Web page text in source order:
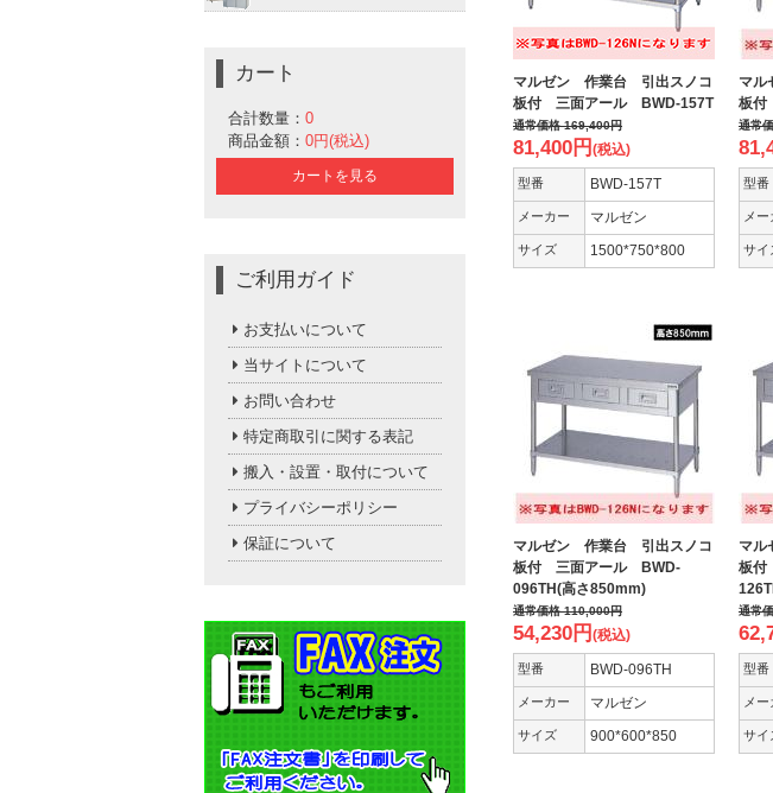
カート
合計数量： 0
商品金額： 0円(税込)
カートを見る
ご利用ガイド
お支払いについて
当サイトについて
お問い合わせ
特定商取引に関する表記
搬入・設置・取付について
プライバシーポリシー
保証について
マルゼン 作業台 引出スノコ
板付 三面アール BWD-157T
通常価格169,400円
81,400円 (税込)
型番 BWD-157T
メーカー マルゼン
サイズ 1500*750*800
マル
板
通常
型番
メー
サイ
マルゼン 作業台 引出スノコ
板付 三面アール BWD-
096TH(高さ850mm)
通常価格110,000円
54,230円 (税込)
型番 BWD-096TH
メーカー マルゼン
サイズ 900*600*850
マ
板
通常
型番
メー
サイ